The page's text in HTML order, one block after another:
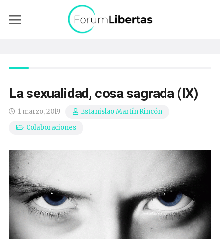
La sexualidad, cosa sagrada (IX)
1 marzo, 2019
Estanislao Martín Rincón
Colaboraciones